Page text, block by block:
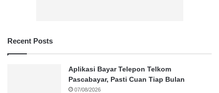
Recent Posts
Aplikasi Bayar Telepon Telkom
Pascabayar, Pasti Cuan Tiap Bulan
07/08/2026